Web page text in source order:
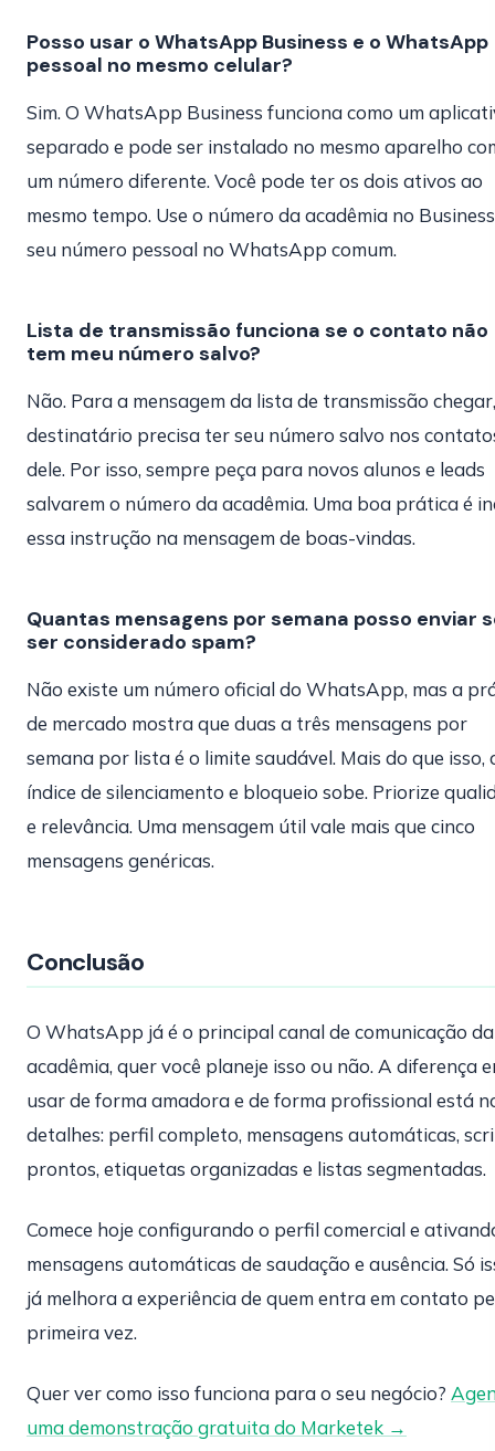
Posso usar o WhatsApp Business e o WhatsApp
pessoal no mesmo celular?
Sim. O WhatsApp Business funciona como um
separado e pode ser instalado no mesmo aparelho
um número diferente. Você pode ter os dois ativos ao
mesmo tempo. Use o número da acadêmia no
seu número pessoal no WhatsApp comum.
Lista de transmissão funciona se o contato não
tem meu número salvo?
Não. Para a mensagem da lista de transmissão
destinatário precisa ter seu número salvo nos
dele. Por isso, sempre peça para novos alunos e leads
salvarem o número da acadêmia. Uma boa prática é
essa instrução na mensagem de boas-vindas.
Quantas mensagens por semana posso enviar
ser considerado spam?
Não existe um número oficial do WhatsApp, mas a
de mercado mostra que duas a três mensagens por
semana por lista é o limite saudável. Mais do que isso,
índice de silenciamento e bloqueio sobe. Priorize
e relevância. Uma mensagem útil vale mais que cinco
mensagens genéricas.
Conclusão
O WhatsApp já é o principal canal de comunicação
acadêmia, quer você planeje isso ou não. A diferença
usar de forma amadora e de forma profissional está
detalhes: perfil completo, mensagens automáticas,
prontos, etiquetas organizadas e listas segmentadas.
Comece hoje configurando o perfil comercial e
mensagens automáticas de saudação e ausência. Só
já melhora a experiência de quem entra em contato
primeira vez.
Quer ver como isso funciona para o seu negócio?
uma demonstração gratuita do Marketek →